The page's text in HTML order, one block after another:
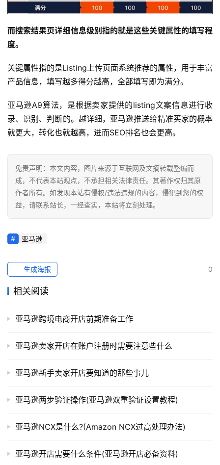
而搜索结果页详细信息级别指的就是这些关键属性的填写程
度。
关键属性指的是Listing上传页面系统推荐的属性，用于丰富
产品信息，填写越多得分越高，全部填写即为满分。
亚马逊A9算法，是根据卖家提供的listing文案信息进行收
录、识别、判断的。越详细，亚马逊推送给精准买家的概率
就更大，转化也就越高，进而SEO排名也会更高。
免责声明：本文内容，图片来源于互联网及文摘转载整编而
成，不代表本站观点，不承担相关法律责任。其著作权归其原
作者所有。如发现本站有侵权/违法违规的内容，侵犯到您的权
益，请联系站长，一经查实，本站将立刻处理。
亚马逊
0
生成海报
相关阅读
亚马逊跨境电商开店前期准备工作
亚马逊卖家开店在账户注册时需要注意些什么
亚马逊新手卖家开店要知道的那些事儿
亚马逊两步验证操作(亚马逊双重验证设置教程)
亚马逊NCX是什么?(Amazon NCX过高处理办法)
亚马逊开店需要什么条件(亚马逊开店必备资料)